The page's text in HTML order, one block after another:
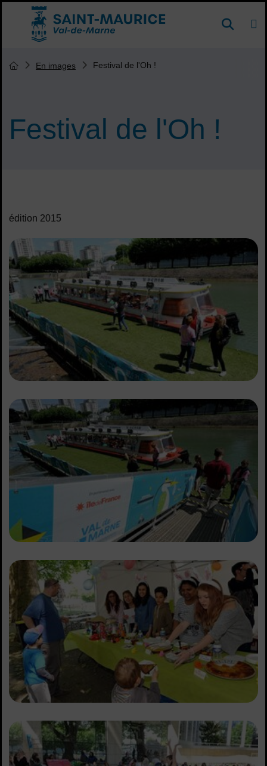
Menu de raccourcis
Accueil ville de Saint-Maurice DE
Festival de l'Oh !
Vous êtes ici :
Page d'accueil du site
En images Festival de l'Oh !
édition 2015